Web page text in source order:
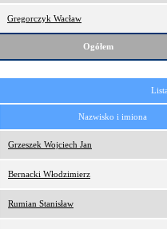
Gregorczyk Wacław
Ogółem
Nazwisko i imiona
Grzeszek Wojciech Jan
Bernacki Włodzimierz
Rumian Stanisław